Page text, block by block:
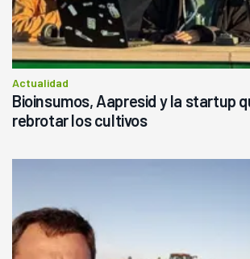
Actualidad
Bioinsumos, Aapresid y la startup
rebrotar los cultivos